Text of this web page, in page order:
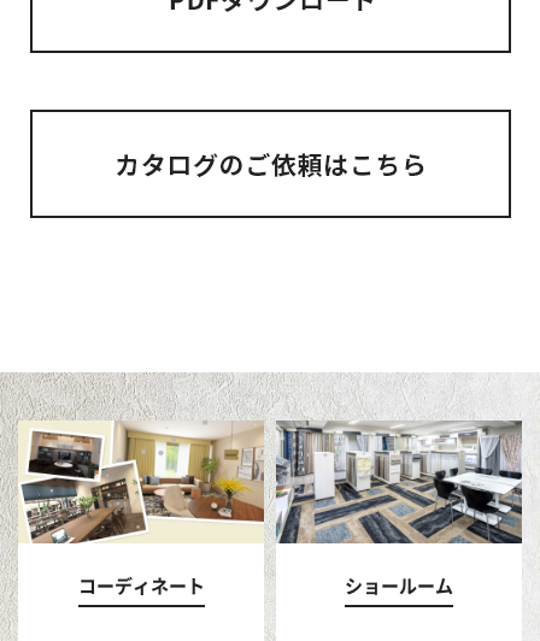
コーディネート ショールーム